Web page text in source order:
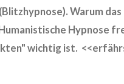
Warum das
Hypnose
wichtig ist.